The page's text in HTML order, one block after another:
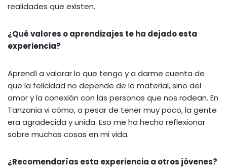
realidades que existen.
¿Qué valores o aprendizajes te ha dejado esta
experiencia?
Aprendí a valorar lo que tengo y a darme cuenta de
que la felicidad no depende de lo material, sino del
amor y la conexión con las personas que nos rodean. En
Tanzania vi cómo, a pesar de tener muy poco, la gente
era agradecida y unida. Eso me ha hecho reflexionar
sobre muchas cosas en mi vida.
¿Recomendarías esta experiencia a otros jóvenes?